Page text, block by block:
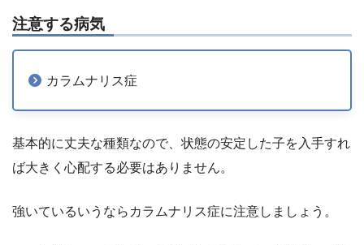
注意する病気
カラムナリス症
基本的に丈夫な種類なので、状態の安定した子を入手すれ
ば大きく心配する必要はありません。
強いているいうならカラムナリス症に注意しましょう。